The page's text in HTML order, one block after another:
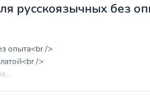
русскоязычных без
опыта<br />
/>